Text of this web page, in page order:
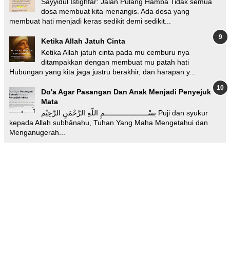
Sayyidul Istighfar: Jalan Pulang Hamba Tidak semua
dosa membuat kita menangis. Ada dosa yang
membuat hati menjadi keras sedikit demi sedikit...
Ketika Allah Jatuh Cinta
Ketika Allah jatuh cinta pada mu cemburu nya
ditampakkan dengan membuat mu patah hati
Hubungan yang kita jaga justru berakhir, dan harapan y...
Do'a Agar Pasangan Dan Anak Menjadi Penyejuk
Mata
بسْـــــــــــــــــــــمِ اللّهِ الرَّحْمَنِ الرَّحِيْم Puji dan syukur
kepada Allah subhânahu, Tuhan Yang Maha Mengetahui dan
Menganugerah...